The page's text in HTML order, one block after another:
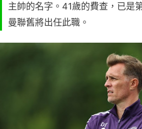
主帥的名字。41歲的費查，已是
曼聯舊將出任此職。